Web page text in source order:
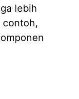
lebih
contoh,